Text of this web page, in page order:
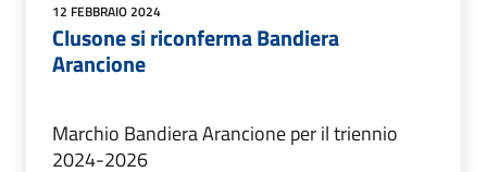
12 FEBBRAIO 2024
Clusone si riconferma Bandiera
Arancione
Marchio Bandiera Arancione per il triennio
2024-2026